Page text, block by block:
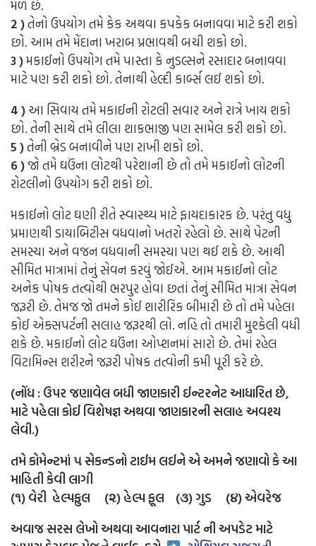
મળે છે.
2 )તેનો ઉપયોગ તમે કેક અથવા કપકેક બનાવવા માટે કરી શકો
છો. આમ તમે મેંદાના ખરાબ પ્રભાવથી બચી શકો છો.
3 )મકાઈનો ઉપયોગ તમે પાસ્તા કે નુડલ્સને રસાદાર બનાવવા
માટે પણ કરી શકો છો. તેનાથી હેલ્દી કાર્બ્સ લઈ શકો છો.
4 )આ સિવાય તમે મકાઈની રોટલી સવાર અને રાત્રે ખાય શકો
છો. તેની સાથે તમે લીલા શાકભાજી પણ સામેલ કરી શકો છો.
5 )તેની બ્રેડ બનાવીને પણ રાખી શકો છો.
6 )જો તમે ઘઉંના લોટથી પરેશાની છે તો તમે મકાઈનો લોટની
રોટલીનો ઉપયોગ કરી શકો છો.
મકાઈનો લોટ ઘણી રીતે સ્વાસ્થ્ય માટે ફાયદાકારક છે. પરંતુ વધુ
પ્રમાણથી ડાયાબિટીસ વધવાનો ખતરો રહેલો છે. સાથે પેટની
સમસ્યા અને વજન વધવાની સમસ્યા પણ થઈ શકે છે. આથી
સીમિત માત્રામાં તેનું સેવન કરવું જોઈએ. આમ મકાઈનો લોટ
અનેક પોષક તત્વોથી ભરપુર હોવા છતાં તેનું સીમિત માત્રા સેવન
જરૂરી છે. તેમજ જો તમને કોઈ શારીરિક બીમારી છે તો તમે પહેલા
કોઈ એક્સપર્ટની સલાહ જરૂરથી લો. નહિ તો તમારી મુશ્કેલી વધી
શકે છે. મકાઈનો લોટ ઘઉંના ઓપ્શનમાં સારો છે. તેમાં રહેલ
વિટામિન્સ શરીરને જરૂરી પોષક તત્વોની કમી પૂરી કરે છે.
(નોંધ : ઉપર જણાવેલ બધી જાણકારી ઈન્ટરનેટ આધારિત છે,
માટે પહેલા કોઈ વિશેષજ્ઞ અથવા જાણકારની સલાહ અવશ્ય
લેવી.)
તમે કોમેન્ટમાં ૫ સેકન્ડનો ટાઈમ લઈને એ અમને જણાવો કે આ
માહિતી કેવી લાગી
(૧) વેરી હેલ્પફુલ (૨) હેલ્પ ફૂલ (૩) ગુડ (૪) એવરેજ
અવાજ સરસ લેખો અથવા આવનારા પાર્ટ ની અપડેટ માટે